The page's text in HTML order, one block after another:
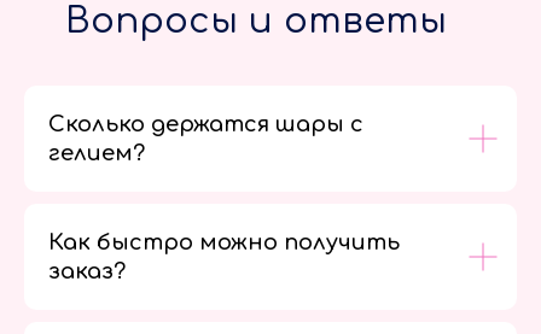
Вопросы и ответы
Сколько держатся шары с
гелием?
Как быстро можно получить
заказ?